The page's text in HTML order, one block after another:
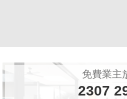
藏
免費業主
2307